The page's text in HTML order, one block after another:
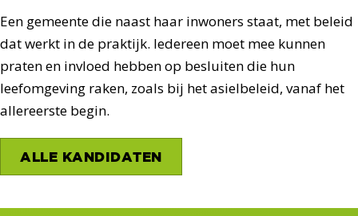
Een gemeente die naast haar inwoners staat, met beleid
dat werkt in de praktijk. Iedereen moet mee kunnen
praten en invloed hebben op besluiten die hun
leefomgeving raken, zoals bij het asielbeleid, vanaf het
allereerste begin.
ALLE KANDIDATEN